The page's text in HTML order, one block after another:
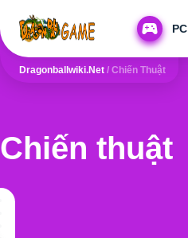
PC
Dragonballwiki.net / Chiến Thuật
Chiến thuật